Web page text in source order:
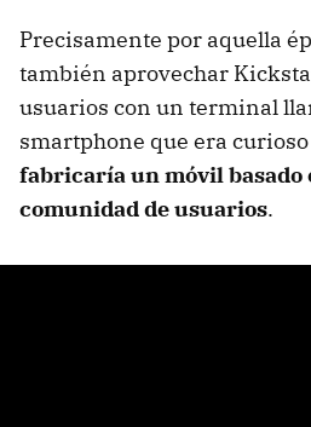
Precisamente por aquella
también aprovechar
usuarios con un terminal
smartphone que era
fabricaría un móvil basado
comunidad de usuarios.